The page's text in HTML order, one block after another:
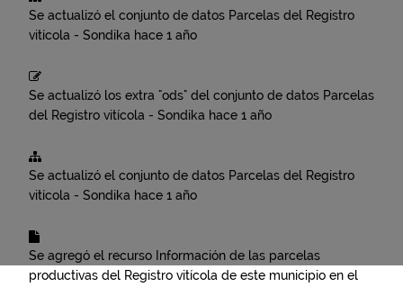
Se actualizó el conjunto de datos Parcelas del Registro
vitícola - Sondika hace 1 año
Se actualizó los extra "ods" del conjunto de datos Parcelas
del Registro vitícola - Sondika hace 1 año
Se actualizó el conjunto de datos Parcelas del Registro
vitícola - Sondika hace 1 año
Se agregó el recurso Información de las parcelas
productivas del Registro vitícola de este municipio en el